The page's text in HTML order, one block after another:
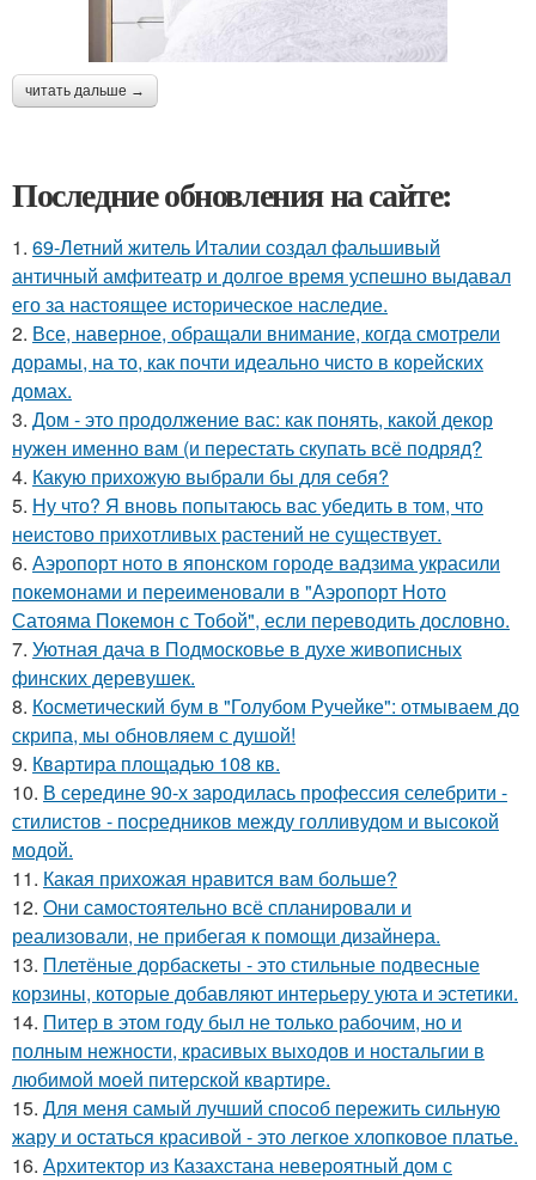
читать дальше →
Последние обновления на сайте:
1. 69-Летний житель Италии создал фальшивый
античный амфитеатр и долгое время успешно выдавал
его за настоящее историческое наследие.
2. Все, наверное, обращали внимание, когда смотрели
дорамы, на то, как почти идеально чисто в корейских
домах.
3. Дом - это продолжение вас: как понять, какой декор
нужен именно вам (и перестать скупать всё подряд?
4. Какую прихожую выбрали бы для себя?
5. Ну что? Я вновь попытаюсь вас убедить в том, что
неистово прихотливых растений не существует.
6. Аэропорт ното в японском городе вадзима украсили
покемонами и переименовали в "Аэропорт Ното
Сатояма Покемон с Тобой", если переводить дословно.
7. Уютная дача в Подмосковье в духе живописных
финских деревушек.
8. Косметический бум в "Голубом Ручейке": отмываем до
скрипа, мы обновляем с душой!
9. Квартира площадью 108 кв.
10. В середине 90-х зародилась профессия селебрити -
стилистов - посредников между голливудом и высокой
модой.
11. Какая прихожая нравится вам больше?
12. Они самостоятельно всё спланировали и
реализовали, не прибегая к помощи дизайнера.
13. Плетёные дорбаскеты - это стильные подвесные
корзины, которые добавляют интерьеру уюта и эстетики.
14. Питер в этом году был не только рабочим, но и
полным нежности, красивых выходов и ностальгии в
любимой моей питерской квартире.
15. Для меня самый лучший способ пережить сильную
жару и остаться красивой - это легкое хлопковое платье.
16. Архитектор из Казахстана невероятный дом с